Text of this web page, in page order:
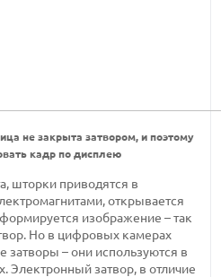
не закрыта затвором, и поэтому
кадр по дисплею
шторки приводятся в
открывается
изображение – так
Но в цифровых камерах
– они используются в
Электронный затвор, в отличие